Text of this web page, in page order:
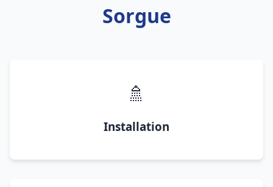
Sorgue
🚿
Installation